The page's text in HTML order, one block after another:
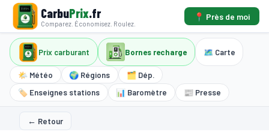
CarbuPrix.fr
Comparez. Économisez. Roulez.
📍 Près de moi
Prix carburant Bornes recharge 🗺️ Carte
🌤️ Météo 🌍 Régions
🗂️ Dép.
🏷️ Enseignes stations
📊 Baromètre 📰 Presse
← Retour